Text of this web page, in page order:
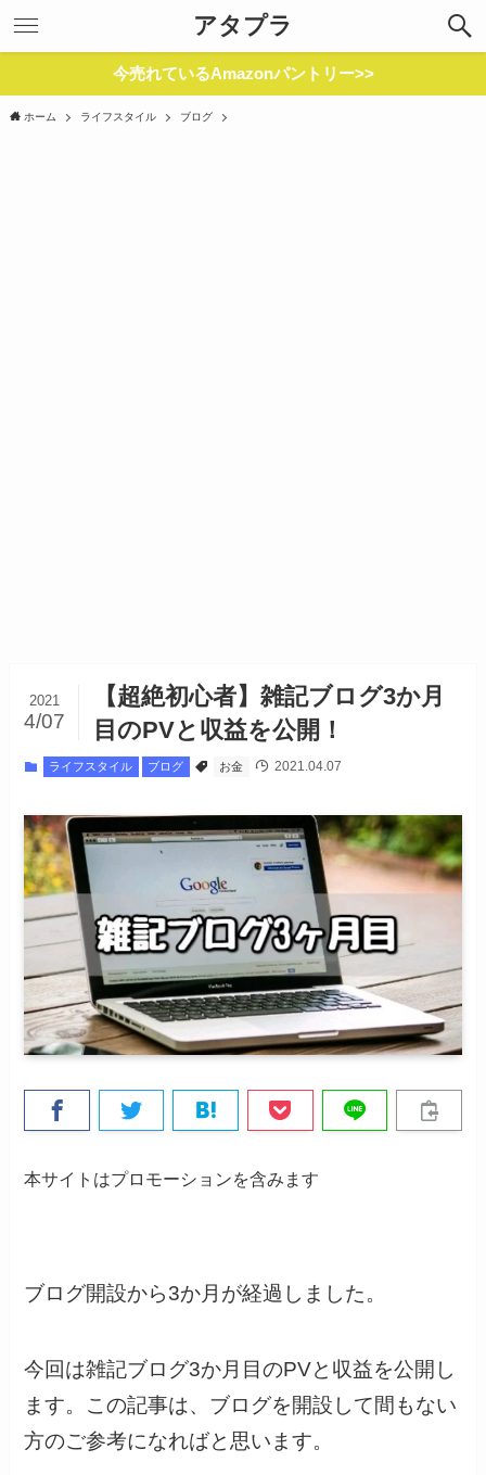
アタプラ
今売れているAmazonパントリー>>
ホーム ライフスタイル ブログ
【超絶初心者】雑記ブログ3か月
目のPVと収益を公開！
2021
4/07
ライフスタイル ブログ お金 2021.04.07
本サイトはプロモーションを含みます
ブログ開設から3か月が経過しました。
今回は雑記ブログ3か月目のPVと収益を公開し
ます。この記事は、ブログを開設して間もない
方のご参考になればと思います。